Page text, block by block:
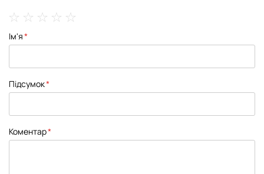
star
stars
stars
stars
stars
Ім'я
Підсумок
Коментар